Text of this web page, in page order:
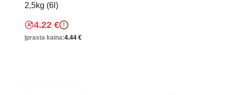
2,5kg (6l)
4.22 € !
Įprasta kaina:4.44 €